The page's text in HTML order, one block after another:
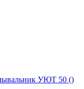
УЮТ 50 ()